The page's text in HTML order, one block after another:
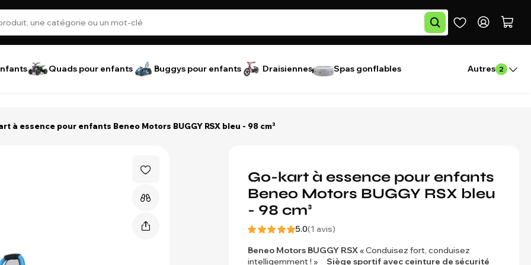
Quads pour enfants Buggys pour enfants Draisiennes Spas gonflables Autres 2
à essence pour enfants Beneo Motors BUGGY RSX bleu - 98 cm³
Go-kart à essence pour enfants
Beneo Motors BUGGY RSX bleu
- 98 cm³
5.0(1 avis)
Beneo Motors BUGGY RSX« Conduisez fort, conduisez
intelligemment ! » Siège sportif avec ceinture de sécurité